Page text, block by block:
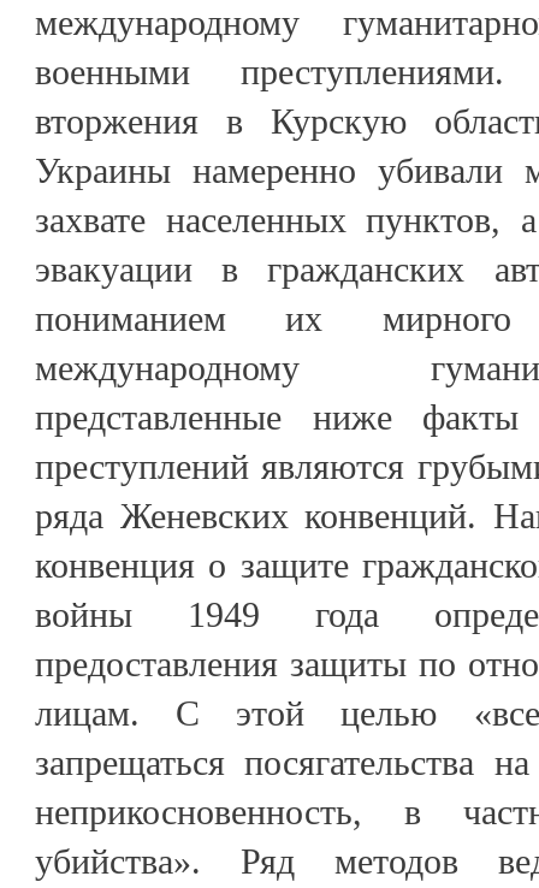
международному
военными
вторжения в Курскую
Украины намеренно убивали
захвате населенных
эвакуации в гражданских
пониманием их мирного
международному
представленные ниже
преступлений являются
ряда Женевских конвенций.
конвенция о защите
войны 1949 года
предоставления защиты по
лицам. С этой целью
запрещаться посягательства
неприкосновенность, в
убийства». Ряд методов